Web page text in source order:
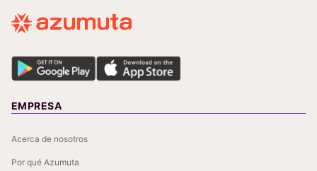
EMPRESA
Acerca de nosotros
Por qué Azumuta